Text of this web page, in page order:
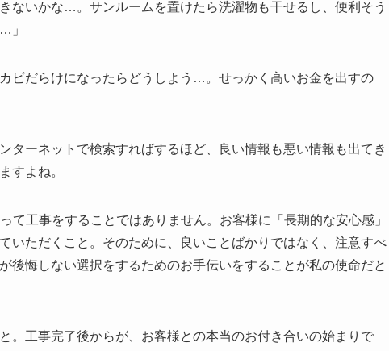
ないかな…。サンルームを置けたら洗濯物も干せるし、便利そう
」
ビだらけになったらどうしよう…。せっかく高いお金を出すの
ターネットで検索すればするほど、良い情報も悪い情報も出てき
すよね。
て工事をすることではありません。お客様に「長期的な安心感」
いただくこと。そのために、良いことばかりではなく、注意すべ
後悔しない選択をするためのお手伝いをすることが私の使命だと
。工事完了後からが、お客様との本当のお付き合いの始まりで